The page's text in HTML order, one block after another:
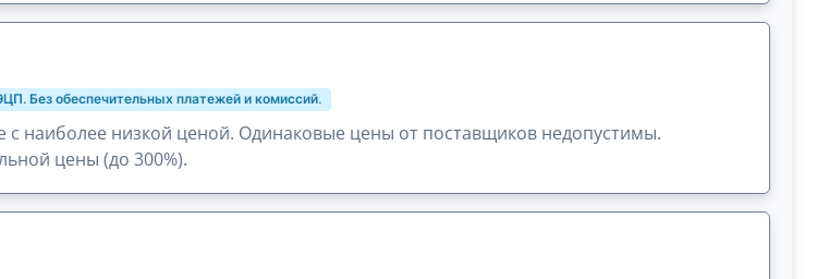
Без обеспечительных платежей и комиссий.
наиболее низкой ценой. Одинаковые цены от поставщиков недопустимы.
цены (до 300%).